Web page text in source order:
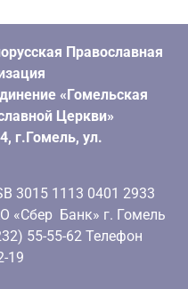
Православная
«Гомельская
Церкви»
г.Гомель, ул.
3015 1113 0401 2933
«Сбер Банк» г. Гомель
55-55-62 Телефон
19